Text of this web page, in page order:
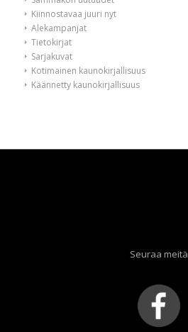
Kiinnostavaa juuri nyt
Alekampanjat
Tietokirjat
Sarjakuvat
Kotimainen kaunokirjallisuus
Käännetty kaunokirjallisuus
Seuraa meitä